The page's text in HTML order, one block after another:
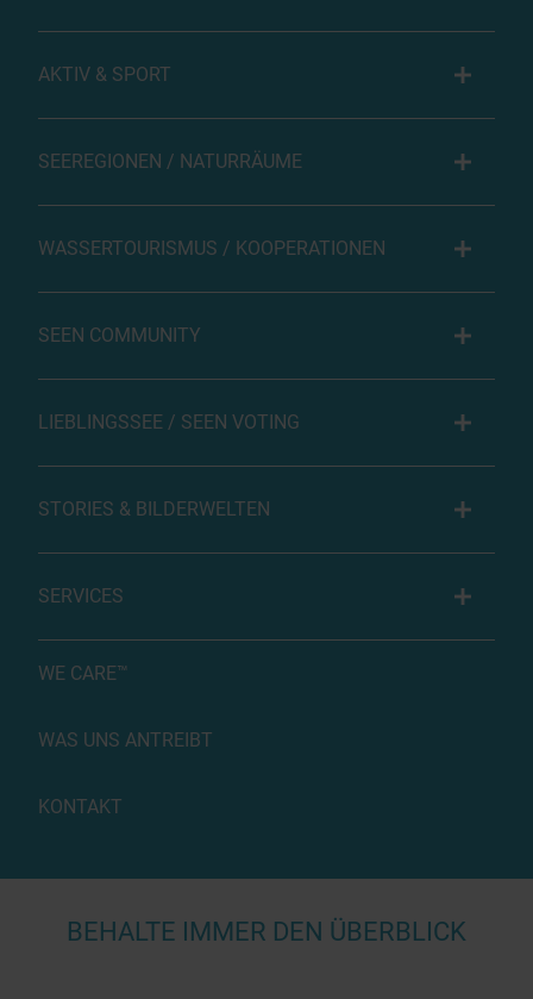
AKTIV & SPORT
SEEREGIONEN / NATURRÄUME
WASSERTOURISMUS / KOOPERATIONEN
SEEN COMMUNITY
LIEBLINGSSEE / SEEN VOTING
STORIES & BILDERWELTEN
SERVICES
WE CARE™
WAS UNS ANTREIBT
KONTAKT
BEHALTE IMMER DEN ÜBERBLICK